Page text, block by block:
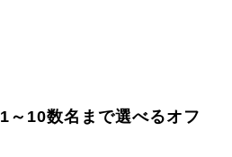
1～10数名まで選べるオフ